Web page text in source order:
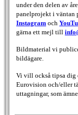
under den delen av
panelprojekt i väntan
Instagram och
gärna ett mejl till
Bildmaterial vi
bildägare.
Vi vill också tipsa dig
Eurovision och/eller
uttagningar, som